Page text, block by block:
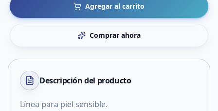
Agregar al carrito
Comprar ahora
Descripción del producto
Línea para piel sensible.